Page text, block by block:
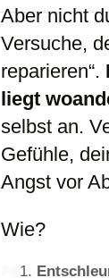
Aber nicht
Versuche,
reparieren“.
liegt
selbst an.
Gefühle,
Angst vor
Wie?